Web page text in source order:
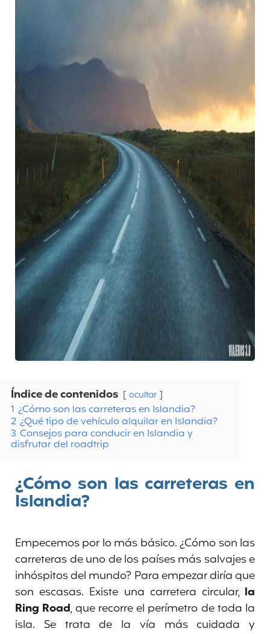
Índice de contenidos ocultar
1 ¿Cómo son las carreteras en Islandia?
2 ¿Qué tipo de vehículo alquilar en Islandia?
3 Consejos para conducir en Islandia y
disfrutar del roadtrip
¿Cómo son las carreteras en
Islandia?
Empecemos por lo más básico. ¿Cómo son las
carreteras de uno de los países más salvajes e
inhóspitos del mundo? Para empezar diría que
son escasas. Existe una carretera circular, la
Ring Road, que recorre el perímetro de toda la
isla. Se trata de la vía más cuidada y